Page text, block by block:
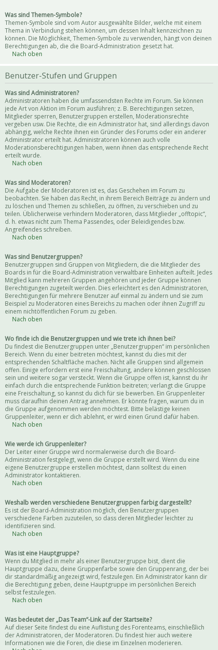
Was sind Themen-Symbole?
Themen-Symbole sind vom Autor ausgewählte Bilder, welche mit einem
Thema in Verbindung stehen können, um dessen Inhalt kennzeichnen zu
können. Die Möglichkeit, Themen-Symbole zu verwenden, hängt von deinen
Berechtigungen ab, die die Board-Administration gesetzt hat.
Nach oben
Benutzer-Stufen und Gruppen
Was sind Administratoren?
Administratoren haben die umfassendsten Rechte im Forum. Sie können
jede Art von Aktion im Forum ausführen; z. B. Berechtigungen setzen,
Mitglieder sperren, Benutzergruppen erstellen, Moderationsrechte
vergeben usw. Die Rechte, die ein Administrator hat, sind allerdings davon
abhängig, welche Rechte ihnen ein Gründer des Forums oder ein anderer
Administrator erteilt hat. Administratoren können auch volle
Moderationsberechtigungen haben, wenn ihnen das entsprechende Recht
erteilt wurde.
Nach oben
Was sind Moderatoren?
Die Aufgabe der Moderatoren ist es, das Geschehen im Forum zu
beobachten. Sie haben das Recht, in ihrem Bereich Beiträge zu ändern und
zu löschen und Themen zu schließen, zu öffnen, zu verschieben und zu
teilen. Üblicherweise verhindern Moderatoren, dass Mitglieder „offtopic“,
d. h. etwas nicht zum Thema Passendes, oder Beleidigendes bzw.
Angreifendes schreiben.
Nach oben
Was sind Benutzergruppen?
Benutzergruppen sind Gruppen von Mitgliedern, die die Mitglieder des
Boards in für die Board-Administration verwaltbare Einheiten aufteilt. Jedes
Mitglied kann mehreren Gruppen angehören und jeder Gruppe können
Berechtigungen zugeteilt werden. Dies erleichtert es den Administratoren,
Berechtigungen für mehrere Benutzer auf einmal zu ändern und sie zum
Beispiel zu Moderatoren eines Bereichs zu machen oder ihnen Zugriff zu
einem nichtöffentlichen Forum zu geben.
Nach oben
Wo finde ich die Benutzergruppen und wie trete ich ihnen bei?
Du findest die Benutzergruppen unter „Benutzergruppen“ im persönlichen
Bereich. Wenn du einer beitreten möchtest, kannst du dies mit der
entsprechenden Schaltfläche machen. Nicht alle Gruppen sind allgemein
offen. Einige erfordern erst eine Freischaltung, andere können geschlossen
sein und weitere sogar versteckt. Wenn die Gruppe offen ist, kannst du ihr
einfach durch die entsprechende Funktion beitreten; verlangt die Gruppe
eine Freischaltung, so kannst du dich für sie bewerben. Ein Gruppenleiter
muss daraufhin deinen Antrag annehmen. Er könnte fragen, warum du in
die Gruppe aufgenommen werden möchtest. Bitte belästige keinen
Gruppenleiter, wenn er dich ablehnt, er wird einen Grund dafür haben.
Nach oben
Wie werde ich Gruppenleiter?
Der Leiter einer Gruppe wird normalerweise durch die Board-
Administration festgelegt, wenn die Gruppe erstellt wird. Wenn du eine
eigene Benutzergruppe erstellen möchtest, dann solltest du einen
Administrator kontaktieren.
Nach oben
Weshalb werden verschiedene Benutzergruppen farbig dargestellt?
Es ist der Board-Administration möglich, den Benutzergruppen
verschiedene Farben zuzuteilen, so dass deren Mitglieder leichter zu
identifizieren sind.
Nach oben
Was ist eine Hauptgruppe?
Wenn du Mitglied in mehr als einer Benutzergruppe bist, dient die
Hauptgruppe dazu, deine Gruppenfarbe sowie den Gruppenrang, der bei
dir standardmäßig angezeigt wird, festzulegen. Ein Administrator kann dir
die Berechtigung geben, deine Hauptgruppe im persönlichen Bereich
selbst festzulegen.
Nach oben
Was bedeutet der „Das Team“-Link auf der Startseite?
Auf dieser Seite findest du eine Auflistung des Forenteams, einschließlich
der Administratoren, der Moderatoren. Du findest hier auch weitere
Informationen wie die Foren, die diese im Einzelnen moderieren.